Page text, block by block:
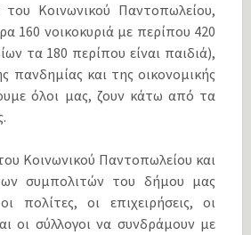
Κοινωνικού Παντοπωλείου,
160 νοικοκυριά με περίπου 420
τα 180 περίπου είναι παιδιά),
πανδημίας και της οικονομικής
όλοι μας, ζουν κάτω από τα
Κοινωνικού Παντοπωλείου και
συμπολιτών του δήμου μας
πολίτες, οι επιχειρήσεις, οι
οι σύλλογοι να συνδράμουν με